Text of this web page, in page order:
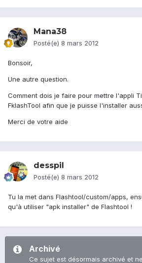
Mana38
Posté(e) 8 mars 2012
Bonsoir,
Une autre question.
Comment dois je faire pour mettre l'appli
FklashTool afin que je puisse l'installer
Merci de votre aide
desspil
Posté(e) 8 mars 2012
Tu la met dans Flashtool/custom/apps,
qu'à utiliser "apk installer" de Flashtool !
Archivé
Ce sujet est désormais archivé et